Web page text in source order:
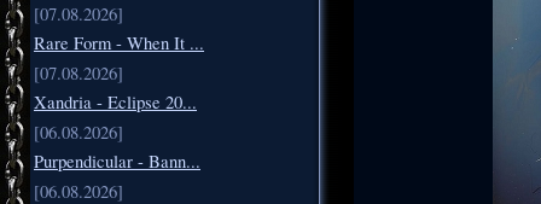
[07.08.2026]
Rare Form - When It ...
[07.08.2026]
Xandria - Eclipse 20...
[06.08.2026]
Purpendicular - Bann...
[06.08.2026]